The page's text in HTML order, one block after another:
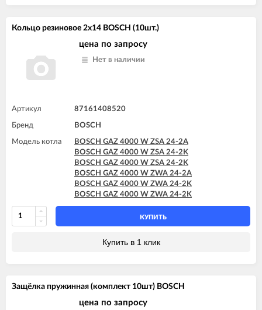
Кольцо резиновое 2x14 BOSCH (10шт.)
цена по запросу
Нет в наличии
Артикул 87161408520
Бренд BOSCH
Модель котла
BOSCH GAZ 4000 W ZSA 24-2A
BOSCH GAZ 4000 W ZSA 24-2K
BOSCH GAZ 4000 W ZSA 24-2K
BOSCH GAZ 4000 W ZWA 24-2A
BOSCH GAZ 4000 W ZWA 24-2K
BOSCH GAZ 4000 W ZWA 24-2K
КУПИТЬ
Купить в 1 клик
Защёлка пружинная (комплект 10шт) BOSCH
цена по запросу